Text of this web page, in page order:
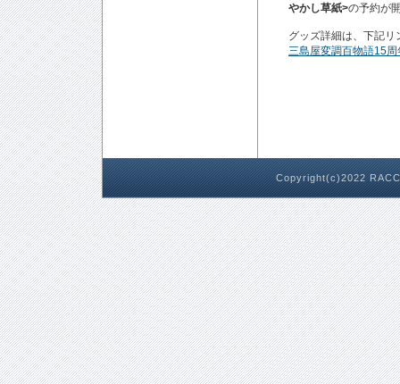
やかし草紙>の予約が
グッズ詳細は、下記
三島屋変調百物語15
Copyright(c)2022